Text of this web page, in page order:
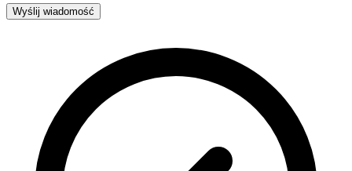
Wyślij wiadomość